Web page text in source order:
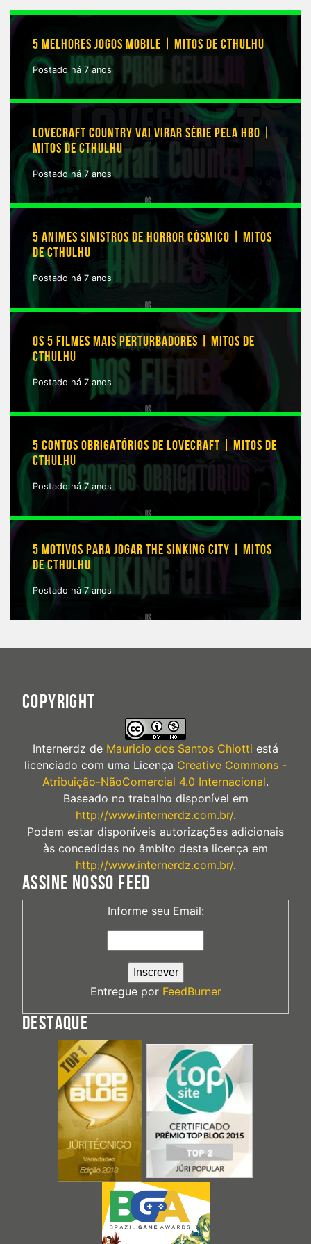
5 MELHORES JOGOS MOBILE | MITOS DE CTHULHU
Postado há 7 anos
LOVECRAFT COUNTRY VAI VIRAR SÉRIE PELA HBO |
MITOS DE CTHULHU
Postado há 7 anos
5 ANIMES SINISTROS DE HORROR CÓSMICO | MITOS
DE CTHULHU
Postado há 7 anos
OS 5 FILMES MAIS PERTURBADORES | MITOS DE
CTHULHU
Postado há 7 anos
5 CONTOS OBRIGATÓRIOS DE LOVECRAFT | MITOS DE
CTHULHU
Postado há 7 anos
5 MOTIVOS PARA JOGAR THE SINKING CITY | MITOS
DE CTHULHU
Postado há 7 anos
COPYRIGHT
Internerdz de Mauricio dos Santos Chiotti está
licenciado com uma Licença Creative Commons -
Atribuição-NãoComercial 4.0 Internacional.
Baseado no trabalho disponível em
http://www.internerdz.com.br/.
Podem estar disponíveis autorizações adicionais
às concedidas no âmbito desta licença em
http://www.internerdz.com.br/.
ASSINE NOSSO FEED
Informe seu Email:
Entregue por FeedBurner
DESTAQUE